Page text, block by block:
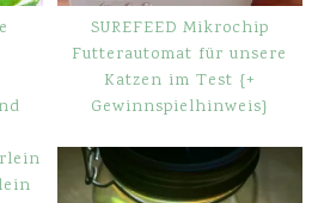
SUREFEED Mikrochip
Futterautomat für unsere
Katzen im Test {+
Gewinnspielhinweis}